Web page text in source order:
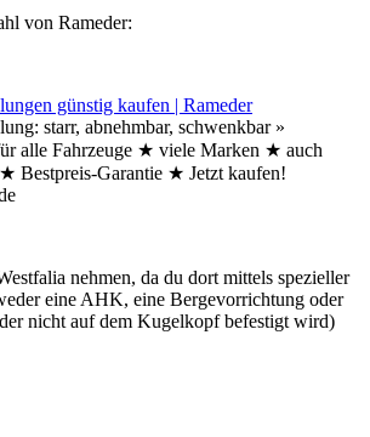
von Rameder:
günstig kaufen | Rameder
starr, abnehmbar, schwenkbar »
alle Fahrzeuge ★ viele Marken ★ auch
Bestpreis-Garantie ★ Jetzt kaufen!
nehmen, da du dort mittels spezieller
eine AHK, eine Bergevorrichtung oder
nicht auf dem Kugelkopf befestigt wird)